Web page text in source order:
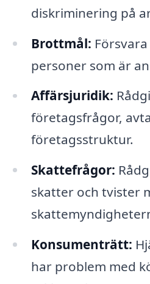
diskriminering på
Brottmål:
personer som är
Affärsjuridik:
företagsfrågor,
företagsstruktur.
Skattefrågor:
skatter och tvister
Konsumenträtt:
har problem med